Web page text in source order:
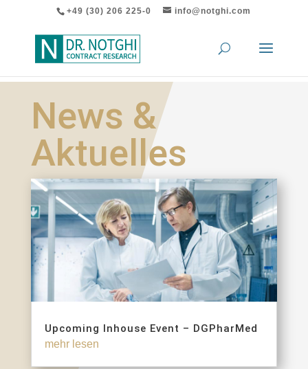
+49 (30) 206 225-0 info@notghi.com
News &
Aktuelles
Upcoming Inhouse Event – DGPharMed
mehr lesen